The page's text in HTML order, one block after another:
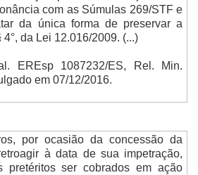
com as Súmulas 269/STF e
da única forma de preservar a
da Lei 12.016/2009. (...)
EREsp 1087232/ES, Rel. Min.
em 07/12/2016.
por ocasião da concessão da
à data de sua impetração,
pretéritos ser cobrados em ação